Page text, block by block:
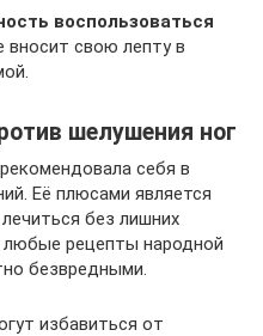
воспользоваться
свою лепту в
шелушения ног
себя в
Её плюсами является
без лишних
рецепты народной
безвредными.
избавиться от